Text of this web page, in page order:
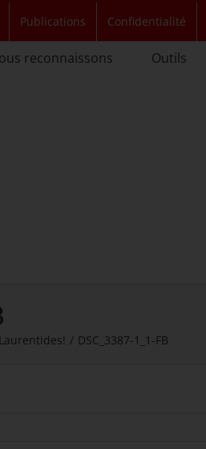
Publications Confidentialité
reconnaissons Outils
/ DSC_3387-1_1-FB